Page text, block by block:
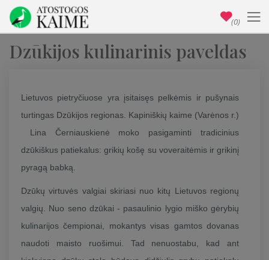
Dzūkijos kulinarinis paveldas
Lietuvos pietryčiuose yra įsitaisęs pelkėmis ir pušynais
turtingas Dzūkijos regionas. Kapiniškių kaime (Varėnos r.)
Lina Černiauskienė moko pasigaminti tradicinius
dzūkiškus patiekalus: grikių košę su voveraitėmis ir grikinį
pyragą babką.
Dzūkų virtuvės valgiai skiriasi nuo kitų Lietuvos regionų
valgių. Nuo seno dzūkai - pasaulinio lygio miško gėrybių
kulinarijos čempionai, mokantys visas gamtos dovanas
naudoti maisto ruošimui. Tad nenuostabu, kad ant
(0)